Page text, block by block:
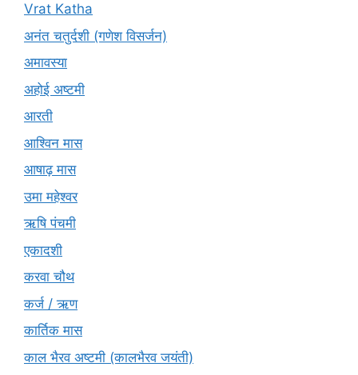
Vrat Katha
अनंत चतुर्दशी (गणेश विसर्जन)
अमावस्या
अहोई अष्टमी
आरती
आश्विन मास
आषाढ़ मास
उमा महेश्वर
ऋषि पंचमी
एकादशी
करवा चौथ
कर्ज / ऋण
कार्तिक मास
काल भैरव अष्टमी (कालभैरव जयंती)